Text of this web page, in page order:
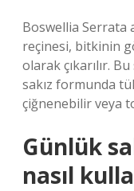
Boswellia Serrata
reçinesi, bitkinin
olarak çıkarılır. Bu
sakız formunda
çiğnenebilir veya
Günlük
nasıl